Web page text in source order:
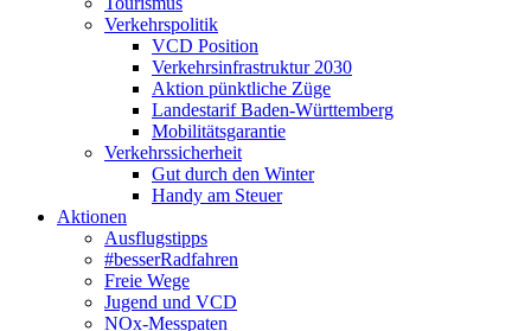
Verkehrspolitik
VCD Position
Verkehrsinfrastruktur 2030
Aktion pünktliche Züge
Landestarif Baden-Württemberg
Mobilitätsgarantie
Verkehrssicherheit
Gut durch den Winter
Handy am Steuer
Aktionen
Ausflugstipps
#besserRadfahren
Freie Wege
Jugend und VCD
NOx-Messpaten